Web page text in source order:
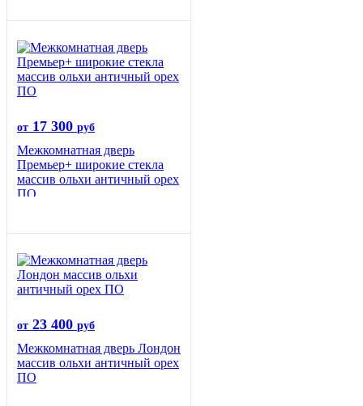
от 17 300 руб
Межкомнатная дверь
Премьер+ широкие стекла
массив ольхи античный орех
ПО
от 23 400 руб
Межкомнатная дверь Лондон
массив ольхи античный орех
ПО